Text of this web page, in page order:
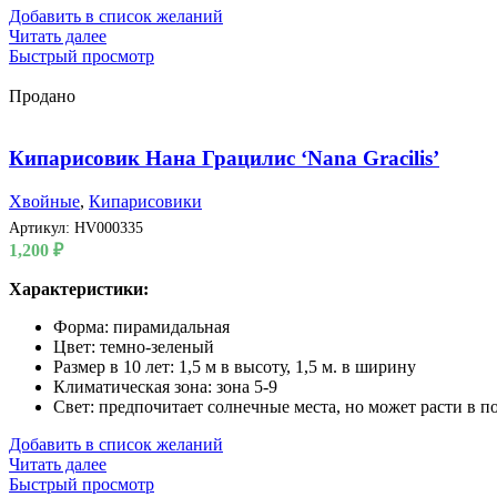
Добавить в список желаний
Читать далее
Быстрый просмотр
Продано
Кипарисовик Нана Грацилис ‘Nana Gracilis’
Хвойные, Кипарисовики
Артикул: HV000335
1,200 ₽
Характеристики:
Форма: пирамидальная
Цвет: темно-зеленый
Размер в 10 лет: 1,5 м в высоту, 1,5 м. в ширину
Климатическая зона: зона 5-9
Свет: предпочитает солнечные места, но может расти в
Добавить в список желаний
Читать далее
Быстрый просмотр